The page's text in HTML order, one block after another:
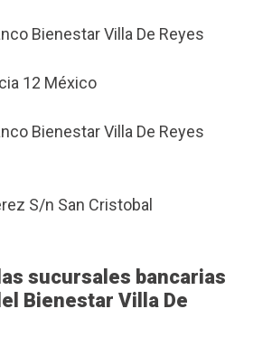
Bienestar Villa De Reyes
12 México
Bienestar Villa De Reyes
S/n San Cristobal
sucursales bancarias
Bienestar Villa De